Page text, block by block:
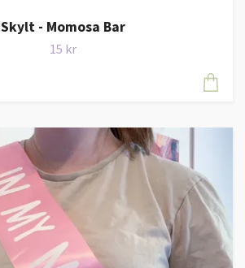
Skylt - Momosa Bar
15 kr